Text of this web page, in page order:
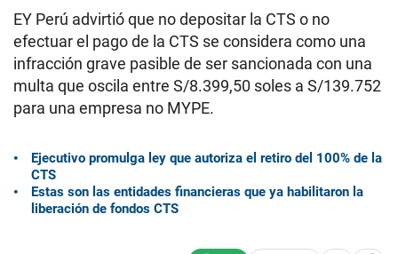
EY Perú advirtió que no depositar la CTS o no
efectuar el pago de la CTS se considera como una
infracción grave pasible de ser sancionada con una
multa que oscila entre S/8.399,50 soles a S/139.752
para una empresa no MYPE.
Ejecutivo promulga ley que autoriza el retiro del 100% de la
CTS
Estas son las entidades financieras que ya habilitaron la
liberación de fondos CTS